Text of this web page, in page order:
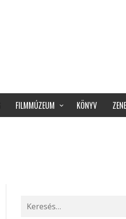
FILMMÚZEUM KÖNYV ZENE
Search
for: